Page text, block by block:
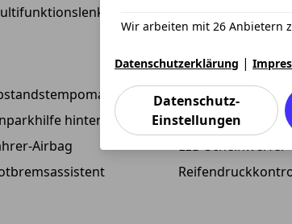
Beifahrer-Airbag
hinten
Einparkhilfe vorne
Airbag
LED Scheinwerfer
Wir arbeiten mit 26 Anbietern
Datenschutzerklärung |
Datenschutz-
Einstellungen